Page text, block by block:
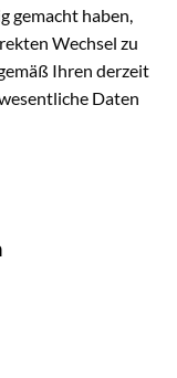
gemacht haben,
Wechsel zu
Ihren derzeit
Daten